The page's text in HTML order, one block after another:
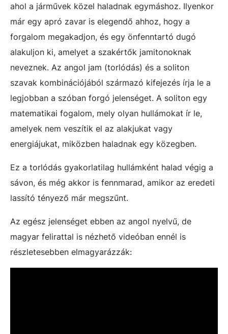
ahol a járművek közel haladnak egymáshoz. Ilyenkor
már egy apró zavar is elegendő ahhoz, hogy a
forgalom megakadjon, és egy önfenntartó dugó
alakuljon ki, amelyet a szakértők jamitonoknak
neveznek. Az angol jam (torlódás) és a soliton
szavak kombinációjából származó kifejezés írja le a
legjobban a szóban forgó jelenséget. A soliton egy
matematikai fogalom, mely olyan hullámokat ír le,
amelyek nem veszítik el az alakjukat vagy
energiájukat, miközben haladnak egy közegben.
Ez a torlódás gyakorlatilag hullámként halad végig a
sávon, és még akkor is fennmarad, amikor az eredeti
lassító tényező már megszűnt.
Az egész jelenséget ebben az angol nyelvű, de
magyar felirattal is nézhető videóban ennél is
részletesebben elmagyarázzák: